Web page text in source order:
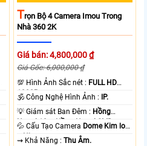
TRọn Bộ 4 Camera Imou Trong
Nhà 360 2K
Giá bán: 4,800,000 ₫
Giá Gốc: 6,000,000 ₫
💯 Hình Ảnh Sắc nét : FULL HD
1080P .
🕉️ Công Nghệ Hình Ảnh :
IP.
💡 Giám sát Ban Đêm : Hồng
Ngoại 10m Hồng Ngoại SMD.
💦 Cấu Tạo Camera Dome Kim loại
+ Nhựa.
️⇝ Khả Năng :Thu Âm.